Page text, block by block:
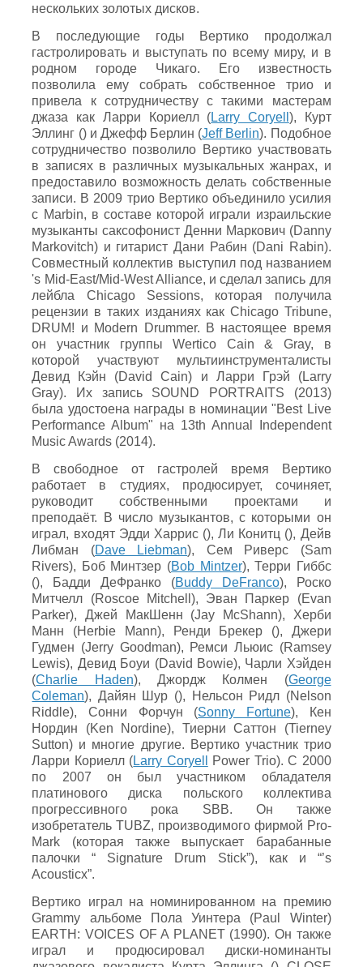
нескольких золотых дисков.
В последующие годы Вертико продолжал
гастролировать и выступать по всему миру, и в
родном городе Чикаго. Его известность
позволила ему собрать собственное трио и
привела к сотрудничеству с такими мастерам
джаза как Ларри Кориелл (Larry Coryell ), Курт
Эллинг () и Джефф Берлин (Jeff Berlin). Подобное
сотрудничество позволило Вертико участвовать
в записях в различных музыкальных жанрах, и
предоставило возможность делать собственные
записи. В 2009 трио Вертико объединило усилия
с Marbin, в составе которой играли израильские
музыканты саксофонист Денни Маркович (Danny
Markovitch) и гитарист Дани Рабин (Dani Rabin).
Совместный коллектив выступил под названием
's Mid-East/Mid-West Alliance, и сделал запись для
лейбла Chicago Sessions, которая получила
рецензии в таких изданиях как Chicago Tribune,
DRUM! и Modern Drummer. В настоящее время
он участник группы Wertico Cain & Gray, в
которой участвуют мультиинструменталисты
Девид Кэйн (David Cain) и Ларри Грэй (Larry
Gray). Их запись SOUND PORTRAITS (2013)
была удостоена награды в номинации "Best Live
Performance Album" на 13th Annual Independent
Music Awards (2014).
В свободное от гастролей время Вертико
работает в студиях, продюсирует, сочиняет,
руководит собственными проектами и
преподаёт. В число музыкантов, с которыми он
играл, входят Эдди Харрис (), Ли Конитц (), Дейв
Либман (Dave Liebman), Сем Риверс (Sam
Rivers), Боб Минтзер (Bob Mintzer), Терри Гиббс
(), Бадди ДеФранко (Buddy DeFranco), Роско
Митчелл (Roscoe Mitchell), Эван Паркер (Evan
Parker), Джей МакШенн (Jay McShann), Херби
Манн (Herbie Mann), Ренди Брекер (), Джери
Гудмен (Jerry Goodman), Ремси Льюис (Ramsey
Lewis), Девид Боуи (David Bowie), Чарли Хэйден
(Charlie Haden), Джордж Колмен (George
Coleman), Дайян Шур (), Нельсон Ридл (Nelson
Riddle), Сонни Форчун (Sonny Fortune), Кен
Нордин (Ken Nordine), Тиерни Саттон (Tierney
Sutton) и многие другие. Вертико участник трио
Ларри Кориелл (Larry Coryell
Power Trio). С 2000
по 2007 он был участником обладателя
платинового диска польского коллектива
прогрессивного рока SBB. Он также
изобретатель TUBZ, производимого фирмой Pro-
Mark (которая также выпускает барабанные
палочки “ Signature Drum Stick”), как и “’s
Acousticx”.
Вертико играл на номинированном на премию
Grammy альбоме Пола Уинтера (Paul Winter)
EARTH: VOICES OF A PLANET (1990). Он также
играл и продюсировал диски-номинанты